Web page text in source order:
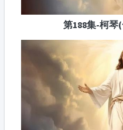
第188集-柯琴